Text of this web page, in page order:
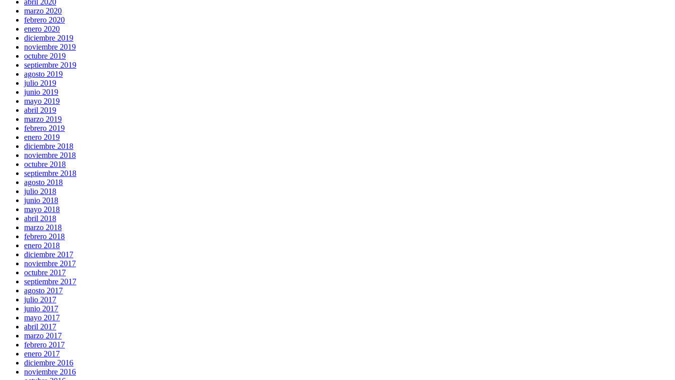
abril 2020
marzo 2020
febrero 2020
enero 2020
diciembre 2019
noviembre 2019
octubre 2019
septiembre 2019
agosto 2019
julio 2019
junio 2019
mayo 2019
abril 2019
marzo 2019
febrero 2019
enero 2019
diciembre 2018
noviembre 2018
octubre 2018
septiembre 2018
agosto 2018
julio 2018
junio 2018
mayo 2018
abril 2018
marzo 2018
febrero 2018
enero 2018
diciembre 2017
noviembre 2017
octubre 2017
septiembre 2017
agosto 2017
julio 2017
junio 2017
mayo 2017
abril 2017
marzo 2017
febrero 2017
enero 2017
diciembre 2016
noviembre 2016